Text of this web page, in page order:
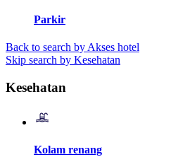
Parkir
Back to search by Akses hotel
Skip search by Kesehatan
Kesehatan
Kolam renang